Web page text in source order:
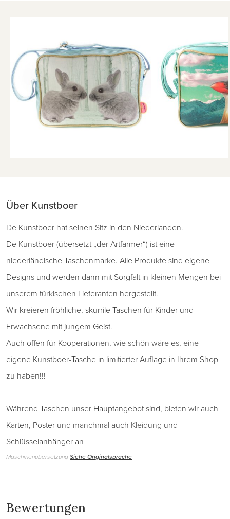
Über Kunstboer
De Kunstboer hat seinen Sitz in den Niederlanden.
De Kunstboer (übersetzt „der Artfarmer“) ist eine
niederländische Taschenmarke. Alle Produkte sind eigene
Designs und werden dann mit Sorgfalt in kleinen Mengen bei
unserem türkischen Lieferanten hergestellt.
Wir kreieren fröhliche, skurrile Taschen für Kinder und
Erwachsene mit jungem Geist.
Auch offen für Kooperationen, wie schön wäre es, eine
eigene Kunstboer-Tasche in limitierter Auflage in Ihrem Shop
zu haben!!!
Während Taschen unser Hauptangebot sind, bieten wir auch
Karten, Poster und manchmal auch Kleidung und
Schlüsselanhänger an
MaschinenübersetzungSiehe Originalsprache
Bewertungen